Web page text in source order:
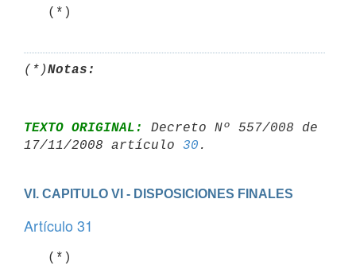
   (*)
(*)Notas:
TEXTO ORIGINAL:
Decreto Nº 557/008 de
17/11/2008 artículo 30
VI. CAPITULO VI - DISPOSICIONES FINALES
Artículo 31
   (*)